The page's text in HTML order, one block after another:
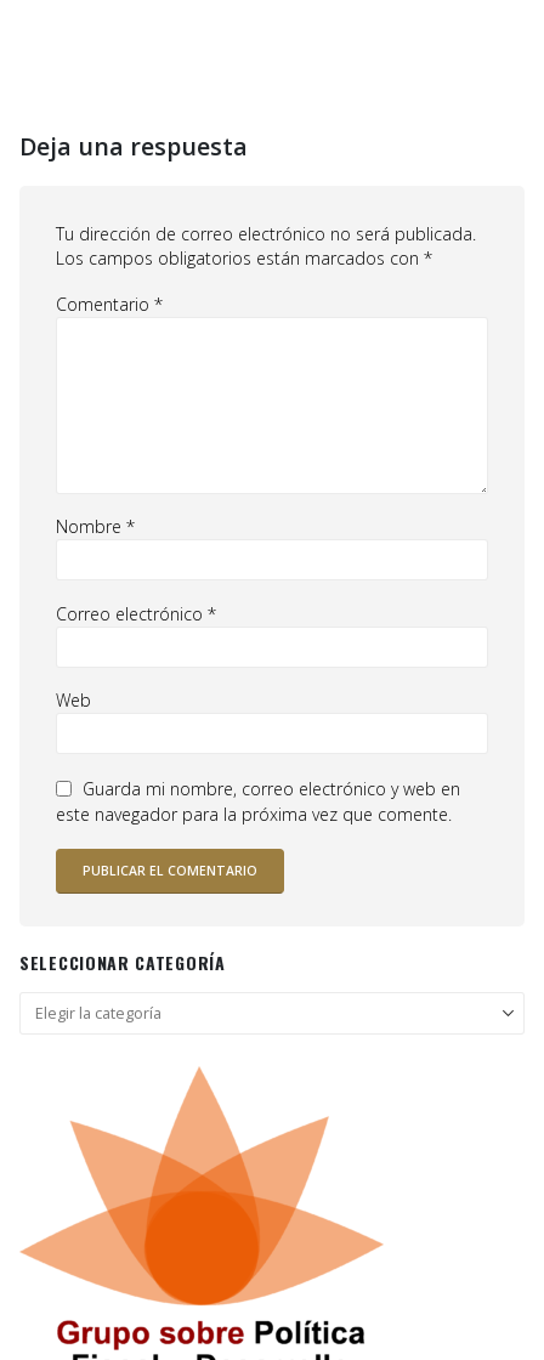
Deja una respuesta
Tu dirección de correo electrónico no será publicada.
Los campos obligatorios están marcados con *
Comentario *
Nombre *
Correo electrónico *
Web
Guarda mi nombre, correo electrónico y web en
este navegador para la próxima vez que comente.
SELECCIONAR CATEGORÍA
Seleccionar
categoría